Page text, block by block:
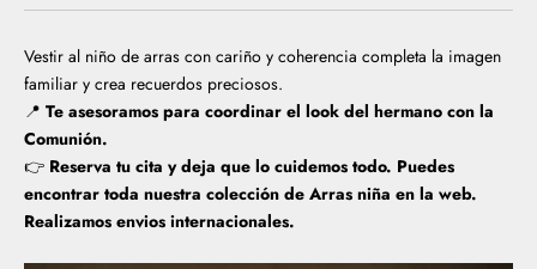
Vestir al niño de arras con cariño y coherencia completa la imagen
familiar y crea recuerdos preciosos.
📍 Te asesoramos para coordinar el look del hermano con la
Comunión.
👉 Reserva tu cita y deja que lo cuidemos todo. Puedes
encontrar toda nuestra colección de Arras niña en la web.
Realizamos envios internacionales.